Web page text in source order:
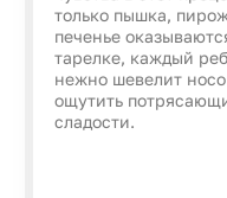
только пышка,
печенье
тарелке, каждый
нежно шевелит
ощутить
сладости.